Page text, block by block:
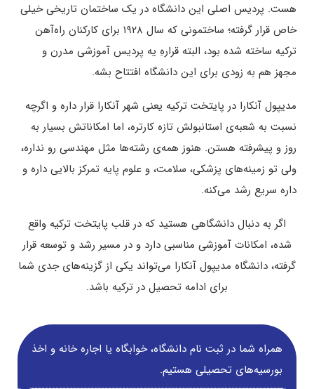
هست. پردیس اصلی این دانشگاه در یک ساختمان تاریخی خیلی
خاص قرار گرفته؛ ساختمونی که سال ۱۹۲۸ برای کارکنان راه‌آهن
ترکیه ساخته شده بود، البته قرارهِ یه پردیس آموزشی مدرن و
مجهز هم به ‌زودی برای این دانشگاه افتتاح بشه.
مدیپول آنکارا در پایتخت ترکیه یعنی شهر آنکارا قرار داره و اگرچه
نسبت به شعبه‌ی استانبولش تازه‌ کارتره، اما امکاناتش بسیار به‌
روز و پیشرفته هستن. هنوز همه‌ی رشته‌ها مثل مهندسی رو نداره،
ولی تو زمینه‌های پزشکی، سلامت، و علوم پایه تمرکز بالایی داره و
داره سریع رشد می‌کنه.
اگر به ‌دنبال دانشگاهی هستید که در قلب پایتخت ترکیه واقع
شده، امکانات آموزشی مناسبی دارد و در مسیر رشد و توسعه قرار
گرفته، دانشگاه مدیپول آنکارا می‌تواند یکی از گزینه‌های جدی شما
برای ادامه تحصیل در ترکیه باشد.
همراه شما در ثبت نام دانشگاه‌، خوابگاه یا اجاره خانه و اخذ
بورسیه‌های تحصیلی هستیم.